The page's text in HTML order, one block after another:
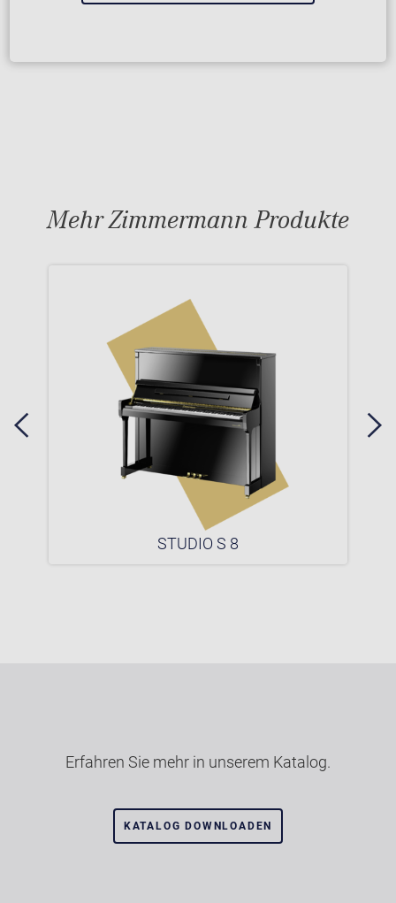
Mehr Zimmermann Produkte
STUDIO S 8
Erfahren Sie mehr in unserem Katalog.
KATALOG DOWNLOADEN